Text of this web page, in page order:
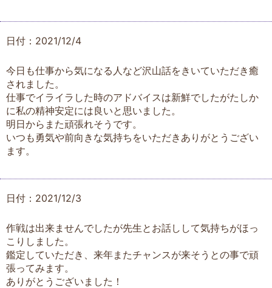
日付：2021/12/4
今日も仕事から気になる人など沢山話をきいていただき癒
されました。
仕事でイライラした時のアドバイスは新鮮でしたがたしか
に私の精神安定には良いと思いました。
明日からまた頑張れそうです。
いつも勇気や前向きな気持ちをいただきありがとうござい
ます。
日付：2021/12/3
作戦は出来ませんでしたが先生とお話しして気持ちがほっ
こりしました。
鑑定していただき、来年またチャンスが来そうとの事で頑
張ってみます。
ありがとうございました！